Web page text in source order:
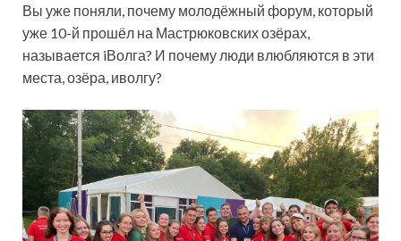
Вы уже поняли, почему молодёжный форум, который
уже 10-й прошёл на Мастрюковских озёрах,
называется iВолга? И почему люди влюбляются в эти
места, озёра, иволгу?